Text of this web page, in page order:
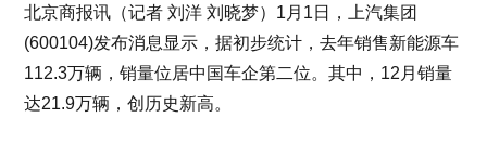
北京商报讯（记者 刘洋 刘晓梦）1月1日，上汽集团
(600104)发布消息显示，据初步统计，去年销售新能源车
112.3万辆，销量位居中国车企第二位。其中，12月销量
达21.9万辆，创历史新高。